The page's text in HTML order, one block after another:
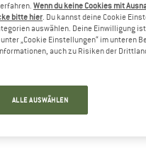
UND
Produkte, die
den Fachmagazinen
ebenso wie für den
Wenn du keine Cookies mit
bitte hier. Du kannst deine Cookie
auswählen. Deine Einwilligung
„Cookie Einstellungen“ im unteren
auch zu Risiken der
ALLE AUSWÄHLEN